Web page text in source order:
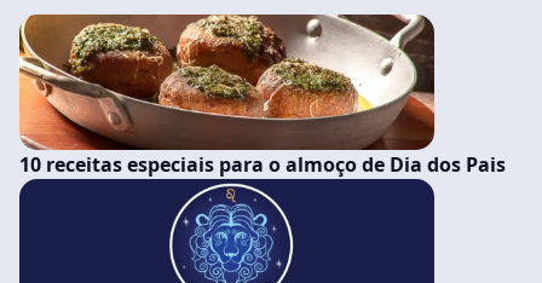
10 receitas especiais para o almoço de Dia dos Pais